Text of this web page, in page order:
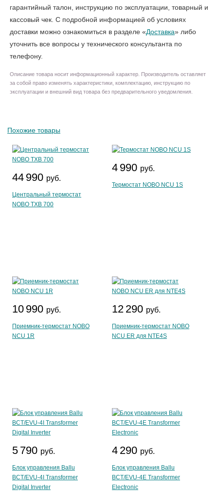
гарантийный талон, инструкцию по эксплуатации, товарный и
кассовый чек. С подробной информацией об условиях
доставки можно ознакомиться в разделе «Доставка» либо
уточнить все вопросы у технического консультанта по
телефону.
Описание товара носит информационный характер. Производитель оставляет
за собой право изменять характеристики, комплектацию, инструкцию по
эксплуатации и внешний вид товара без предварительного уведомления.
Похожие товары
44 990 руб.
Центральный термостат
NOBO TXB 700
4 990 руб.
Термостат NOBO NCU 1S
10 990 руб.
Приемник-термостат NOBO
NCU 1R
12 290 руб.
Приемник-термостат NOBO
NCU ER для NTE4S
5 790 руб.
Блок управления Ballu
BCT/EVU-4I Transformer
Digital Inverter
4 290 руб.
Блок управления Ballu
BCT/EVU-4E Transformer
Electronic